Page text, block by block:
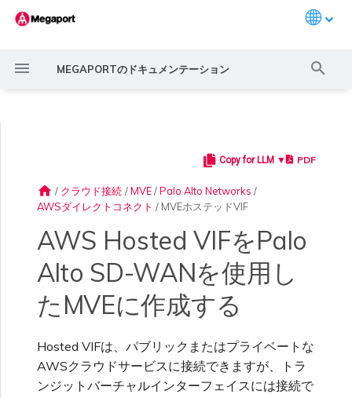
MEGAPORTのドキュメンテーション
クイックスタート
Megaportアカウントの
設定
概要
アカウントの作成
多要素認証の強制
シングルサインオンの設定
ユーザー招待
ボード
一般的なマルチクラウド接続
シナリオ
Megaportソリューションに
よるMPLSネットワークの近
サービスプロバイダーとして
のMegaport APIを使った接
MACsec
IPsec
クロスコネクトの注文
ポートの多様性
リンクアグリゲーション
LAGの作成
LAGへのポート追加
ポートの終了
プライベートVXCの作成
VXCの移動
サービスキーの設定
サービスキーを使用した接続
ルーティングガイド
Ports
MCR
3DSアウトスケール
アリババエクスプレスコネク
AWS接続概要
ホステッドVIF
ホステッド接続
専用接続
AWS接続の多様性
Azure ExpressRoute
ExpressRoute
ExpressRoute Direct
ExpressRoute Metro
Azure接続の多様性
Azureペア地域 - HA設計
Google Cloud
Google接続の多様性
OVHcloudコネクト
OVHcloudコネクトダイレク
ト
SAP HANAエンタープライ
AWS上のSAP
Azure上のSAP
AWS上のVMwareクラウド
Azure VMwareソリューショ
ン
3DSアウトスケールMCR接
アリババMCR接続
AWS MCR接続
AWSトランジットゲートウ
ェイ間リージョンルーティン
グ
Azure MCR接続
AWS MVE接続
MVEホステッド接続
MVEホステッドVIF
Azure MVE接続
Google MVE接続
その他のMVE接続
AWS MVE接続
MVEホステッド接続
MVEホステッドVIF
Azure MVE接続
Google MVE接続
その他のMVE接続
Azure MVE接続
Google MVE接続
その他のMVE接続
AWS MVE接続
MVEホステッド接続
MVEホステッドVIF
Azure MVE接続
Google MVE接続
その他のMVE接続
を承認する
パブリック接続のバーチ
ャルインターフェイスを
承認する
Alto VM-Seriesに追加す
AWS MVE接続
MVEホステッド接続
MVEホステッドVIF
Azure MVE接続
Google MVE接続
その他のMVE接続
AWS MVE接続
MVEホステッド接続
MVEホステッドVIF
Azure MVE接続
Google MVE接続
その他のMVE接続
接続設定の確認
MCR 高度なVLANおよびル
ーティング機能
MCRの多様性
MCR VXCの作成
ルートフィルタリング
ルート広告
ルート集約
BGP高度設定の構成
MVEデプロイメントシナリ
MVEロケーション
セキュアアクセスサービスエ
6WIND概要
6WINDライセンスネットワ
ーク機能
展開計画
VXCの作成
Aruba SD-WAN概要
展開計画
MVEの作成
VXCの作成
MVEの接続
Aviatrixセキュアエッジ概要
展開計画
MVEの作成
VXCの作成
MVEの接続
Cisco MVE概要
展開計画
MVEの作成
VXCの作成
MVEの接続
Fortinet FortiGate概要
展開計画
MVEの作成
VXCの作成
MVEの接続
VMシリーズファイアウォ
Prisma SD-WAN
Peplink FusionHub概要
展開計画
MVEの作成
VXCの作成
MVEの接続
Versa SD-WAN概要
展開計画
MVEの作成
VXCの作成
MVEの接続
VMware SD-WAN概要
展開計画
MVEの作成
VXCの作成
MVEの接続
冗長性
IXの設定
IX要件
IXへの参加
AMS-IX接続
France-IX接続
IXの管理
IXの編集
IXの移動
IXのシャットダウン
IXの終了
IXツールと機能
MegaIX機能の概要
MegaIXルッキンググラス
IXテレメトリー
BGPコミュニティ
メトロID
プロファイルの作成
接続のリクエスト
マーケットプレイスFAQ
MCRの監視
MVEの監視
セッションイベントログの表
ユーザープロファイルの管理
メール通知の設定
最小契約更新の管理
ポート料金および契約条件
VXC料金および契約条件
メガポートインターネット料
MCR料金および契約条件
請求マーケットの有効化
ファイナンスユーザーロール
の割り当て
クレジットカード支払い
APIキーの作成
ポートの作成
サービスキーの作成
VXCの作成
はじめに
メガポートTerraformプロバ
イダー構成ファイルの作成
イダーを使ったサービスの作
成と管理
アクティベーション
ポートのアクティベーション
注文時のエラー
ポートおよびVXC
ポートまたはVXCがダウン
ポート遅延
ポートまたはVXCのパケッ
トロス
スループットまたは速度
MCR
MCRがダウンまたは利用不
MCRルーティング
MCR BGPセッションダウン
MVE
MVEがダウンまたは利用不
MVEインターネット接続
SD-WAN管理接続
IX接続性
IX BGPルーティング
IX BGPセッションダウン
クラウドサービスプロバイダ
ExpressRoute回線の容量不
足
サポートへの連絡
サポートリクエストの理解
サポートケースのエスカレー
フィードバックの送信
Copy for LLM ▼ PDF
home / クラウド接続 / MVE /Palo Alto Networks /
AWSダイレクトコネクト / MVEホステッドVIF
AWS Hosted VIFをPalo
Alto SD-WANを使用し
たMVEに作成する
Hosted VIFは、パブリックまたはプライベートな
AWSクラウドサービスに接続できますが、トラ
ンジットバーチャルインターフェイスには接続で